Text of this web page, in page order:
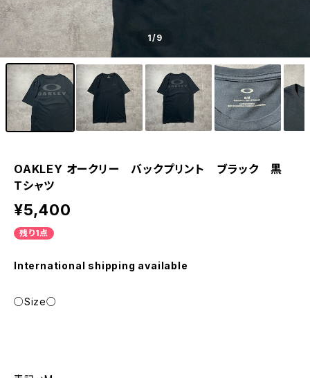
1/9
OAKLEY オークリー バックプリント ブラック 黒
Tシャツ
¥5,400
残り1点
International shipping available
○Size○